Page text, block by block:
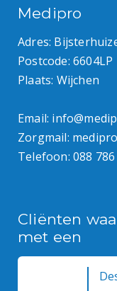
Medipro
Adres:
Postcode: 6604LP
Plaats: Wijchen
Email:
Zorgmail:
Telefoon: 088
Cliënten
met een